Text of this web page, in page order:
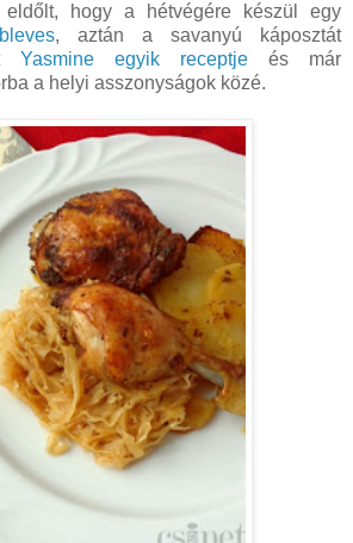
eldőlt, hogy a hétvégére készül egy
, aztán a savanyú káposztát
Yasmine egyik receptje és már
a helyi asszonyságok közé.